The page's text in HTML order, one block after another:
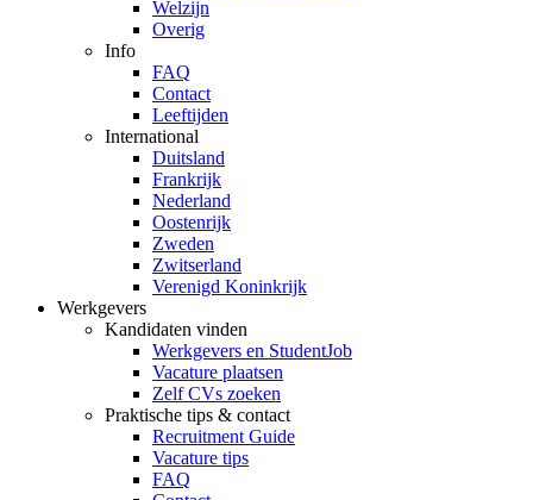
Welzijn
Overig
Info
FAQ
Contact
Leeftijden
International
Duitsland
Frankrijk
Nederland
Oostenrijk
Zweden
Zwitserland
Verenigd Koninkrijk
Werkgevers
Kandidaten vinden
Werkgevers en StudentJob
Vacature plaatsen
Zelf CVs zoeken
Praktische tips & contact
Recruitment Guide
Vacature tips
FAQ